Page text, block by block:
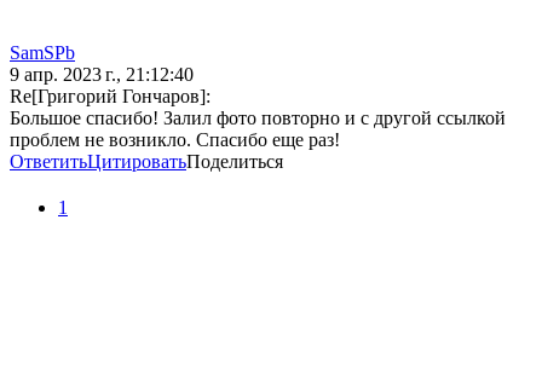
SamSPb
9 апр. 2023 г., 21:12:40
Re[Григорий Гончаров]:
Большое спасибо! Залил фото повторно и с другой ссылкой
проблем не возникло. Спасибо еще раз!
ОтветитьЦитироватьПоделиться
1